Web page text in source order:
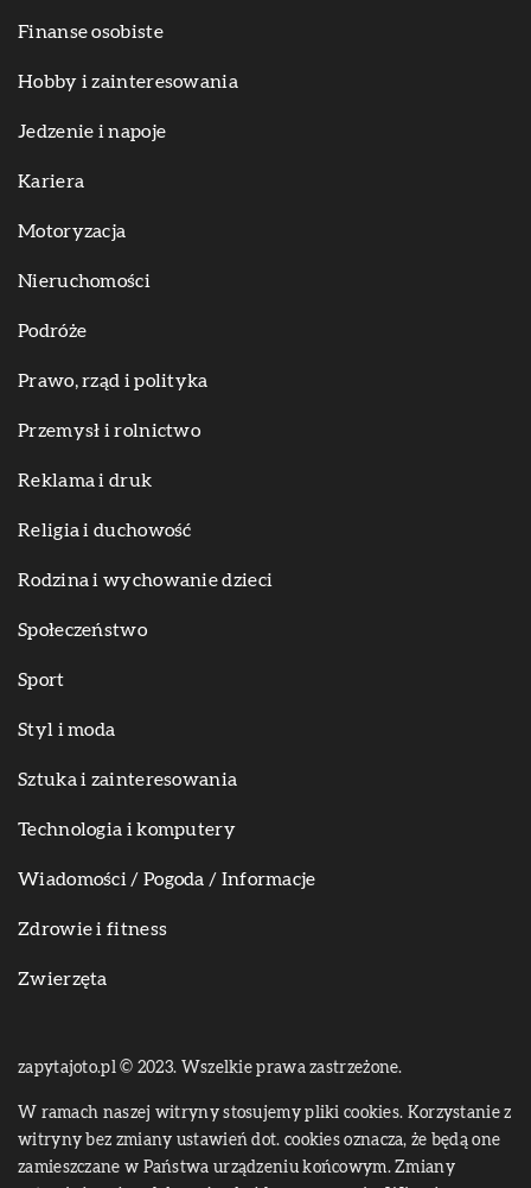
Finanse osobiste
Hobby i zainteresowania
Jedzenie i napoje
Kariera
Motoryzacja
Nieruchomości
Podróże
Prawo, rząd i polityka
Przemysł i rolnictwo
Reklama i druk
Religia i duchowość
Rodzina i wychowanie dzieci
Społeczeństwo
Sport
Styl i moda
Sztuka i zainteresowania
Technologia i komputery
Wiadomości / Pogoda / Informacje
Zdrowie i fitness
Zwierzęta
zapytajoto.pl © 2023. Wszelkie prawa zastrzeżone.
W ramach naszej witryny stosujemy pliki cookies. Korzystanie z
witryny bez zmiany ustawień dot. cookies oznacza, że będą one
zamieszczane w Państwa urządzeniu końcowym. Zmiany